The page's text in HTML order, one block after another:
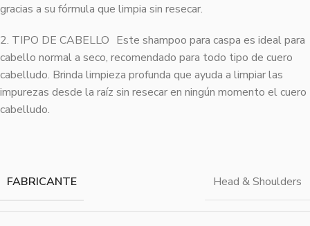
gracias a su fórmula que limpia sin resecar.
2. TIPO DE CABELLO Este shampoo para caspa es ideal para
cabello normal a seco, recomendado para todo tipo de cuero
cabelludo. Brinda limpieza profunda que ayuda a limpiar las
impurezas desde la raíz sin resecar en ningún momento el cuero
cabelludo.
FABRICANTE Head & Shoulders